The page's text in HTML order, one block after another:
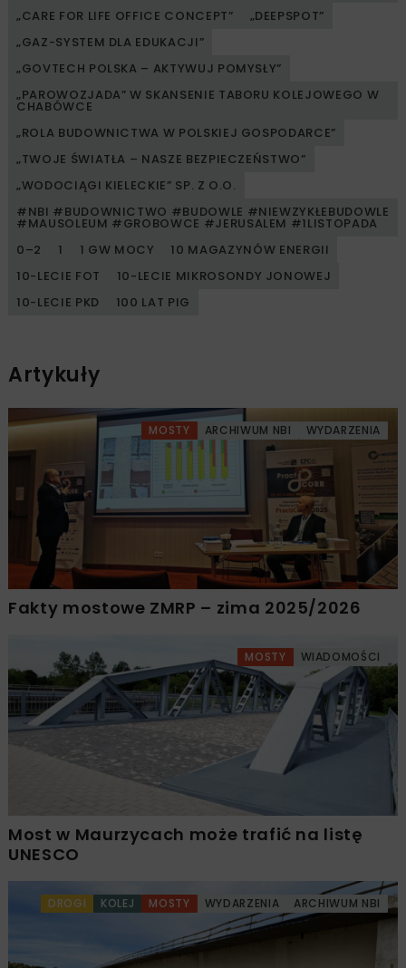
„CARE FOR LIFE OFFICE CONCEPT”
„DEEPSPOT”
„GAZ-SYSTEM DLA EDUKACJI”
„GOVTECH POLSKA – AKTYWUJ POMYSŁY”
„PAROWOZJADA” W SKANSENIE TABORU KOLEJOWEGO W
CHABÓWCE
„ROLA BUDOWNICTWA W POLSKIEJ GOSPODARCE”
„TWOJE ŚWIATŁA – NASZE BEZPIECZEŃSTWO”
„WODOCIĄGI KIELECKIE” SP. Z O.O.
#NBI #BUDOWNICTWO #BUDOWLE #NIEWZYKŁEBUDOWLE
#MAUSOLEUM #GROBOWCE #JERUSALEM #1LISTOPADA
0–2
1 1 GW MOCY
10 MAGAZYNÓW ENERGII
10-LECIE FOT
10-LECIE MIKROSONDY JONOWEJ
10-LECIE PKD
100 LAT PIG
Artykuły
MOSTY ARCHIWUM NBI WYDARZENIA
Fakty mostowe ZMRP – zima 2025/2026
MOSTY WIADOMOŚCI
Most w Maurzycach może trafić na listę
UNESCO
DROGI KOLEJ MOSTY WYDARZENIA ARCHIWUM NBI